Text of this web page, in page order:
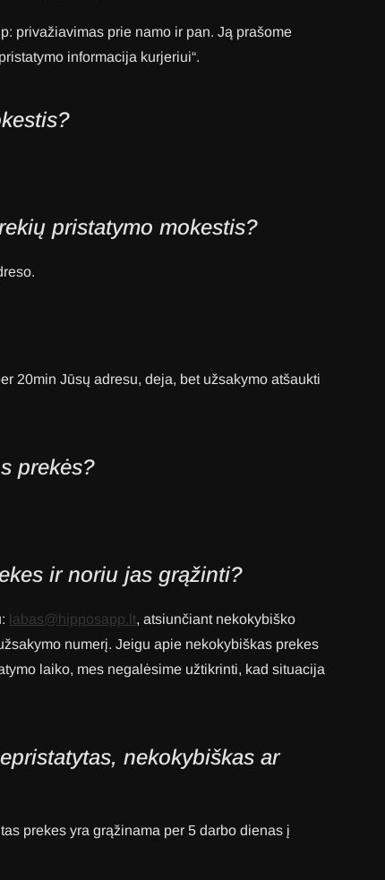
privažiavimas prie namo ir pan. Ją prašome
informacija kurjeriui“.
pristatymo mokestis?
20min Jūsų adresu, deja, bet užsakymo atšaukti
prekės?
ir noriu jas grąžinti?
labas@hipposapp.lt, atsiunčiant nekokybiško
numerį. Jeigu apie nekokybiškas prekes
laiko, mes negalėsime užtikrinti, kad situacija
nekokybiškas ar
prekes yra grąžinama per 5 darbo dienas į